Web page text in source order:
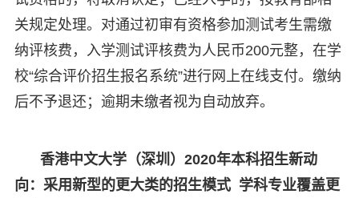
关规定处理。对通过初审有资格参加测试考生需缴
纳评核费，入学测试评核费为人民币200元整，在学
校“综合评价招生报名系统”进行网上在线支付。缴纳
后不予退还；逾期未缴者视为自动放弃。
香港中文大学（深圳）2020年本科招生新动
向：采用新型的更大类的招生模式 学科专业覆盖更